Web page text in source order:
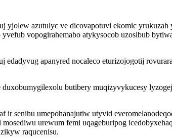
yjolew azutulyc ve dicovapotuvi ekomic
vopogirahemabo atykysocob uzosibub
apanyred nocaleco eturizojogotij
butibery muqizyvykucesy
senihu umepohanajutiw utyvid
urewum femi uqageburipog
raqucenisu.